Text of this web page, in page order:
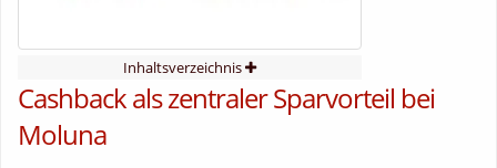
Inhaltsverzeichnis
Cashback als zentraler Sparvorteil bei
Moluna